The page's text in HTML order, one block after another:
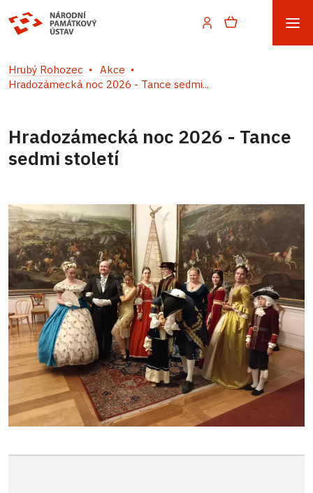
Hrubý Rohozec
Akce
Hradozámecká noc 2026 - Tance sedmi...
Hradozámecká noc 2026 - Tance
sedmi století